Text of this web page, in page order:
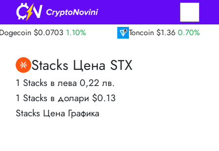
$0.0703 1.10% Toncoin $1.36 0.70%
Stacks Цена STX
1 Stacks в лева 0,22 лв.
1 Stacks в долари $0.13
Stacks Цена Графика